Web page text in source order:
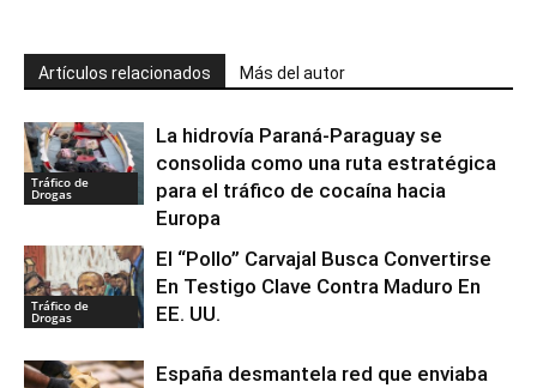
Artículos relacionados Más del autor
Tráfico de
Drogas
La hidrovía Paraná-Paraguay se
consolida como una ruta estratégica
para el tráfico de cocaína hacia
Europa
Tráfico de
Drogas
El “Pollo” Carvajal Busca Convertirse
En Testigo Clave Contra Maduro En
EE. UU.
España desmantela red que enviaba